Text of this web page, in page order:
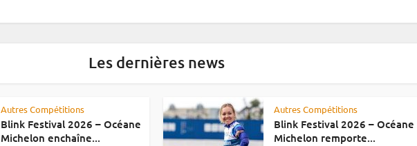
Les dernières news
Autres Compétitions
Blink Festival 2026 – Océane
Michelon enchaîne...
Autres Compétitions
Blink Festival 2026 – Océane
Michelon remporte...